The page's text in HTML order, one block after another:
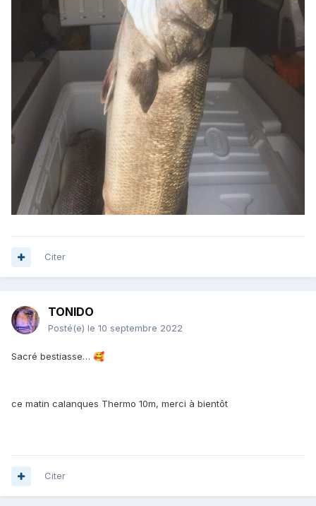
Citer
TONIDO
Posté(e) le 10 septembre 2022
Sacré bestiasse… 🥰
ce matin calanques Thermo 10m, merci à bientôt
Citer